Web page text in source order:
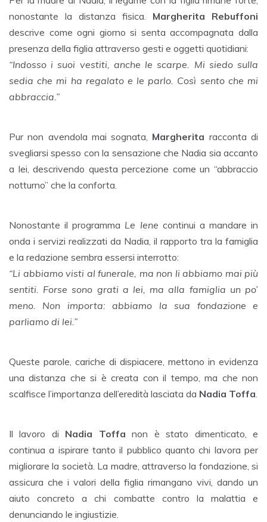
nonostante la distanza fisica. Margherita Rebuffoni
descrive come ogni giorno si senta accompagnata dalla
presenza della figlia attraverso gesti e oggetti quotidiani:
“Indosso i suoi vestiti, anche le scarpe. Mi siedo sulla
sedia che mi ha regalato e le parlo. Così sento che mi
abbraccia.”
Pur non avendola mai sognata, Margherita racconta di
svegliarsi spesso con la sensazione che Nadia sia accanto
a lei, descrivendo questa percezione come un “abbraccio
notturno” che la conforta.
Nonostante il programma Le Iene continui a mandare in
onda i servizi realizzati da Nadia, il rapporto tra la famiglia
e la redazione sembra essersi interrotto:
“Li abbiamo visti al funerale, ma non li abbiamo mai più
sentiti. Forse sono grati a lei, ma alla famiglia un po’
meno. Non importa: abbiamo la sua fondazione e
parliamo di lei.”
Queste parole, cariche di dispiacere, mettono in evidenza
una distanza che si è creata con il tempo, ma che non
scalfisce l’importanza dell’eredità lasciata da Nadia Toffa.
Il lavoro di Nadia Toffa non è stato dimenticato, e
continua a ispirare tanto il pubblico quanto chi lavora per
migliorare la società. La madre, attraverso la fondazione, si
assicura che i valori della figlia rimangano vivi, dando un
aiuto concreto a chi combatte contro la malattia e
denunciando le ingiustizie.